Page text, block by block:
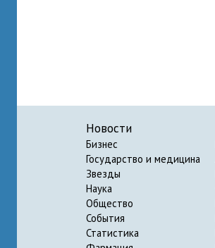
Новости
Бизнес
Государство и медицина
Звезды
Наука
Общество
События
Статистика